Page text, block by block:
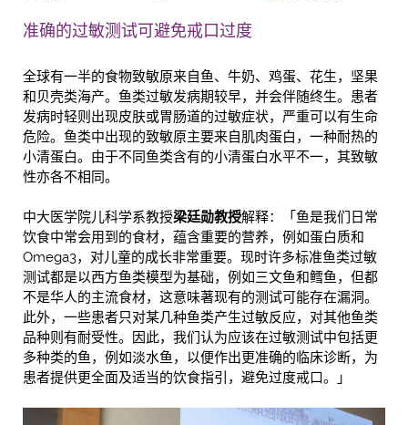
准确的过敏测试可避免戒口过度
全球有一半的食物致敏原来自鱼、牛奶、鸡蛋、花生，坚果
和贝壳类海产。鱼类过敏发病期较早，并会伴随终生。患者
发病时轻则出现皮肤或胃肠道的过敏症状，严重可以有生命
危险。鱼类中出现的致敏原主要来自肌肉蛋白，一种耐热的
小清蛋白。由于不同鱼类含有的小清蛋白水平不一，其致敏
性亦各不相同。
中大医学院儿科学系教授梁廷勋教授解释：「鱼是我们日常
饮食中常会用到的食材，蕴含重要的营养，例如蛋白质和
Omega3，对儿童的成长非常重要。现时许多标准鱼类过敏
测试都是以西方鱼类模型为基础，例如三文鱼和鳕鱼，但都
不是华人的主流食材，这意味著现有的测试可能存在漏洞。
此外，一些患者只对某几种鱼类产生过敏反应，对其他鱼类
品种则有耐受性。因此，我们认为应该在过敏测试中包括更
多种类的鱼，例如淡水鱼，以便作出更准确的临床诊断，为
患者提供更全面及适当的饮食指引，避免过度戒口。」